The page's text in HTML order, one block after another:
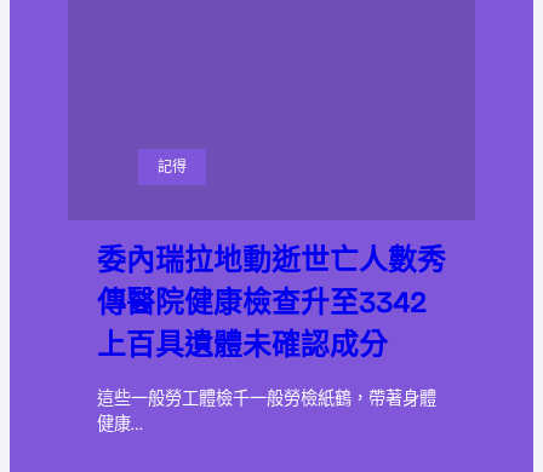
記得
委內瑞拉地動逝世亡人數秀
傳醫院健康檢查升至3342
上百具遺體未確認成分
這些一般勞工體檢千一般勞檢紙鶴，帶著身體
健康…